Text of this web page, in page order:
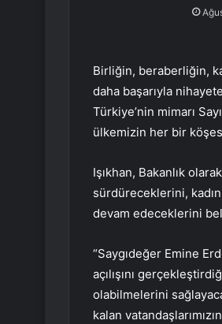
Birliğin, beraberliğin,
daha başarıyla
Türkiye’nin mimarı
ülkemizin her bir
Işıkhan, Bakanlık
sürdüreceklerini,
devam edeceklerini
“Saygıdeğer Emine
açılışını
olabilmelerini
kalan